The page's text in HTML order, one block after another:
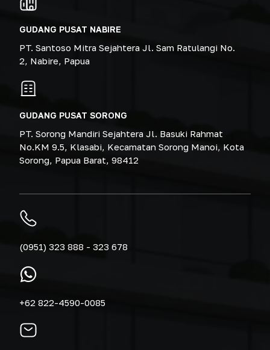
GUDANG PUSAT NABIRE
PT. Santoso Mitra Sejahtera Jl. Sam Ratulangi No.
2, Nabire, Papua
GUDANG PUSAT SORONG
PT. Sorong Mandiri Sejahtera Jl. Basuki Rahmat
No.KM 9.5, Klasabi, Kecamatan Sorong Manoi, Kota
Sorong, Papua Barat, 98412
(0951) 323 888 - 323 678
+62 822-4590-0085